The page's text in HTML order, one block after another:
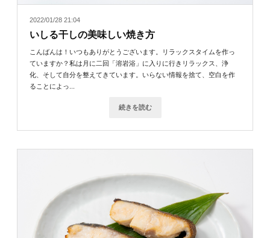
いしる干しの美味しい焼き方
2022/01/28 21:04
こんばんは！いつもありがとうございます。リラックスタイムを作っ
ていますか？私は月に二回「溶岩浴」に入りに行きリラックス、浄
化、そして自分を整えてきています。いらない情報を捨て、空白を作
ることによっ...
続きを読む